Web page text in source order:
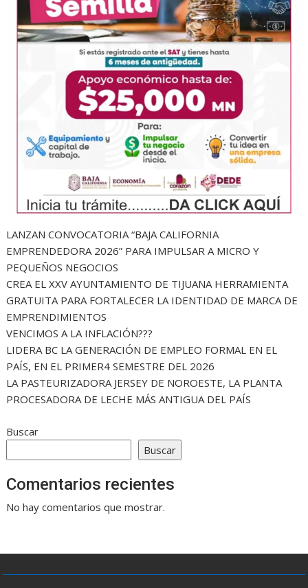
LANZAN CONVOCATORIA “BAJA CALIFORNIA
EMPRENDEDORA 2026” PARA IMPULSAR A MICRO Y
PEQUEÑOS NEGOCIOS
CREA EL XXV AYUNTAMIENTO DE TIJUANA HERRAMIENTA
GRATUITA PARA FORTALECER LA IDENTIDAD DE MARCA DE
EMPRENDIMIENTOS
VENCIMOS A LA INFLACIÓN???
LIDERA BC LA GENERACIÓN DE EMPLEO FORMAL EN EL
PAÍS, EN EL PRIMER4 SEMESTRE DEL 2026
LA PASTEURIZADORA JERSEY DE NOROESTE, LA PLANTA
PROCESADORA DE LECHE MÁS ANTIGUA DEL PAÍS
Buscar
Buscar
Comentarios recientes
No hay comentarios que mostrar.